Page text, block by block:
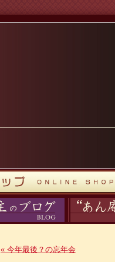
« 今年最後？の忘年会